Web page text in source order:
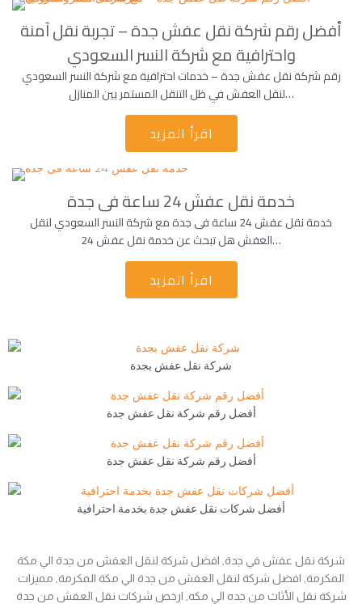
أفضل رقم شركة نقل عفش جدة – تجربة نقل آمنة
واحترافية مع شركة النسر السعودي
رقم شركة نقل عفش جدة – خدمات احترافية مع شركة النسر السعودي
لنقل العفش في ظل التنقل المستمر بين المنازل…
اقرأ المزيد
خدمة نقل عفش 24 ساعة فى جدة
خدمة نقل عفش 24 ساعة فى جدة مع شركة النسر السعودي لنقل
العفش هل تبحث عن خدمة نقل عفش 24…
اقرأ المزيد
شركة نقل عفش بجدة
أفضل رقم شركة نقل عفش جدة
أفضل رقم شركة نقل عفش جدة
أفضل شركات نقل عفش جدة بخدمة احترافية
شركة نقل عفش في جدة, افضل شركة لنقل العفش من جدة الي مكة
المكرمة, افضل شركة لنقل العفش من جدة الي مكة المكرمة, مميزات
شركة نقل الأثاث من جده الي مكه, ارخص شركات نقل العفش من جدة